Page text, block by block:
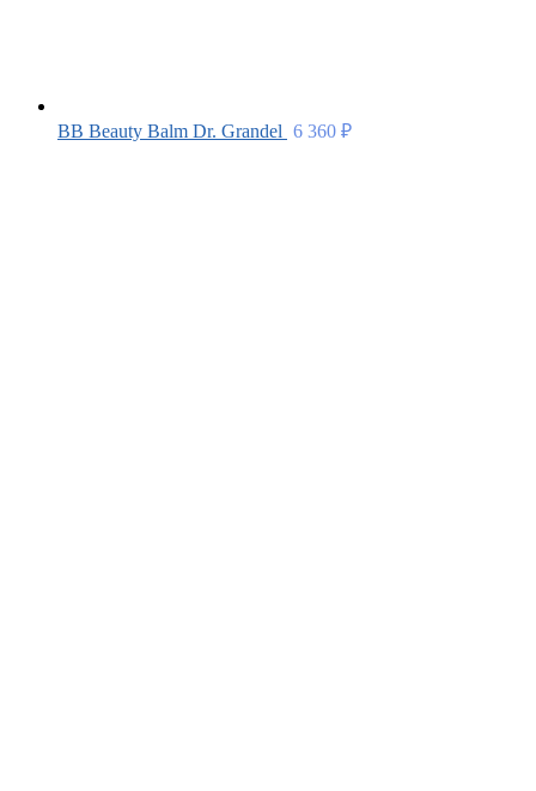
BB Beauty Balm Dr. Grandel 6 360 ₽